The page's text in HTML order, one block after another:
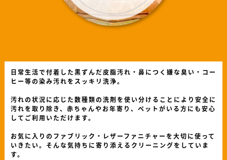
日常生活で付着した黒ずんだ皮脂汚れ・鼻につく嫌な臭い・コー
ヒー等の染み汚れをスッキリ洗浄。
汚れの状況に応じた数種類の洗剤を使い分けることにより安全に
汚れを取り除き、赤ちゃんやお年寄り、ペットがいる方にも安心
してご利用いただけます。
お気に入りのファブリック・レザーファニチャーを大切に使って
いきたい。そんな気持ちに寄り添えるクリーニングをしていま
す。